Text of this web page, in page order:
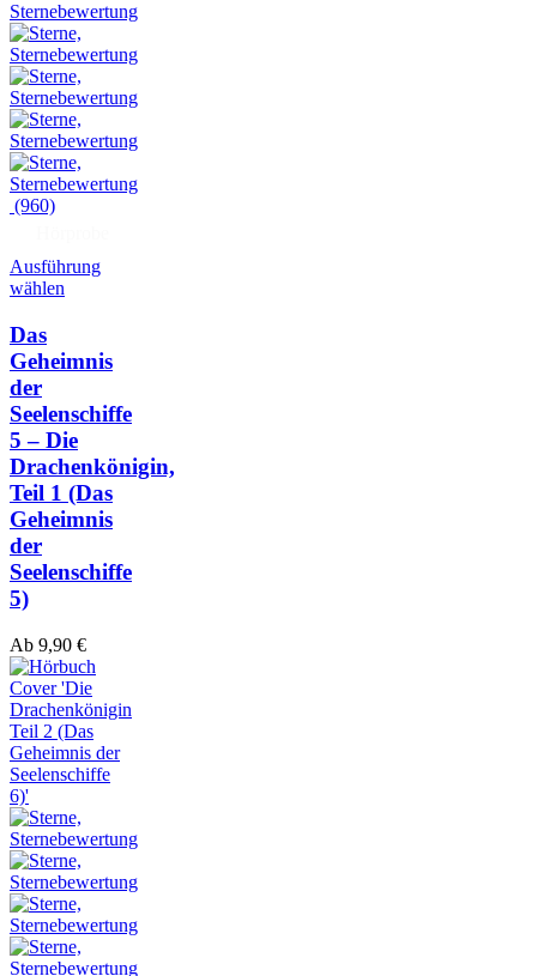
(960)
Ausführung
wählen
Das
Geheimnis
der
Seelenschiffe
5 – Die
Drachenkönigin,
Teil 1 (Das
Geheimnis
der
Seelenschiffe
5)
Ab 9,90 €